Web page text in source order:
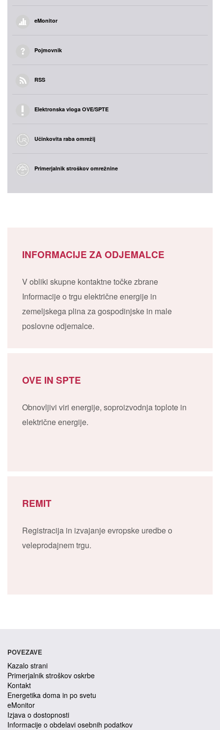
eMonitor
Pojmovnik
RSS
Elektronska vloga OVE/SPTE
Učinkovita raba omrežij
Primerjalnik stroškov omrežnine
INFORMACIJE ZA ODJEMALCE
V obliki skupne kontaktne točke zbrane
Informacije o trgu električne energije in
zemeljskega plina za gospodinjske in male
poslovne odjemalce.
OVE IN SPTE
Obnovljivi viri energije, soproizvodnja toplote in
električne energije.
REMIT
Registracija in izvajanje evropske uredbe o
veleprodajnem trgu.
POVEZAVE
Kazalo strani
Primerjalnik stroškov oskrbe
Kontakt
Energetika doma in po svetu
eMonitor
Izjava o dostopnosti
Informacije o obdelavi osebnih podatkov